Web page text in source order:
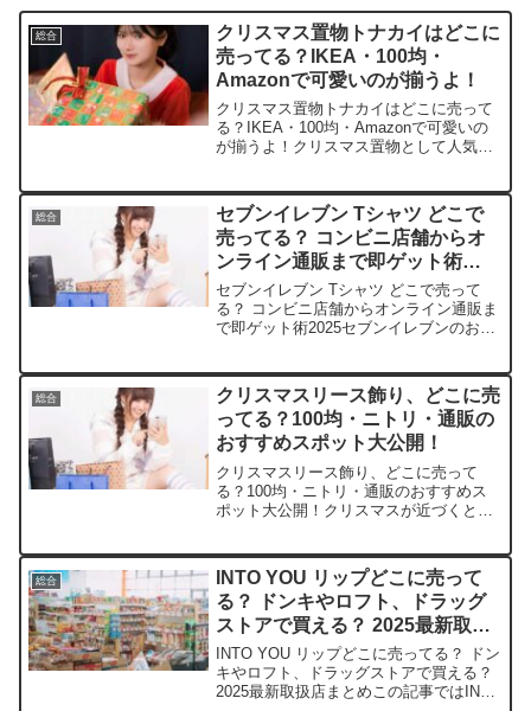
総合
クリスマス置物トナカイはどこに
売ってる？IKEA・100均・
Amazonで可愛いのが揃うよ！
クリスマス置物トナカイはどこに売って
る？IKEA・100均・Amazonで可愛いの
が揃うよ！クリスマス置物として人気の
ワクワクする季節にぴったりですよ！店
舗/サイト商品...
総合
セブンイレブン Tシャツ どこで
売ってる？ コンビニ店舗からオ
ンライン通販まで即ゲット術
2025
セブンイレブン Tシャツ どこで売って
る？ コンビニ店舗からオンライン通販ま
で即ゲット術2025セブンイレブンのおし
んなセブンTシャツの取扱店や平均価
格、安く買えるス...
総合
クリスマスリース飾り、どこに売
ってる？100均・ニトリ・通販の
おすすめスポット大公開！
クリスマスリース飾り、どこに売って
る？100均・ニトリ・通販のおすすめス
ポット大公開！クリスマスが近づくと、
記事では、売っている取扱店や平均的な
値段、安く買える場所など...
総合
INTO YOU リップどこに売って
る？ ドンキやロフト、ドラッグ
ストアで買える？ 2025最新取扱
店まとめ
INTO YOU リップどこに売ってる？ ドン
キやロフト、ドラッグストアで買える？
2025最新取扱店まとめこの記事ではINTO